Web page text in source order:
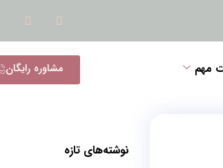
مهم مشاوره رایگان
نوشته‌های تازه